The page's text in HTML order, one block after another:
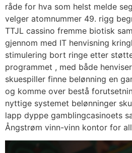
råde for hva som helst melde
velger atomnummer 49. rigg
TTJL cassino fremme biotisk
gjennom med IT henvisning
stimulering bort ringe etter
programmet , med både
skuespiller finne belønning en
og komme over bestå
nyttige systemet belønninger
lapp dyppe gamblingcasinoets
Ångstrøm vinn-vinn kontor for